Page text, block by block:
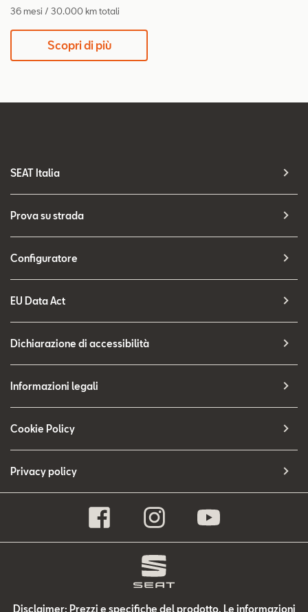
36 mesi / 30.000 km totali
Scopri di più
SEAT Italia
Prova su strada
Configuratore
EU Data Act
Dichiarazione di accessibilità
Informazioni legali
Cookie Policy
Privacy policy
Disclaimer: Prezzi e specifiche del prodotto. Le informazioni